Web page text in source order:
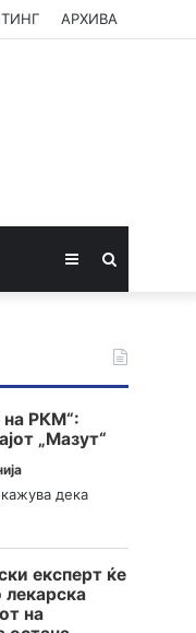
АРХИВА
Sidebar
на РКМ“:
„Мазут“
дека
експерт ќе
на